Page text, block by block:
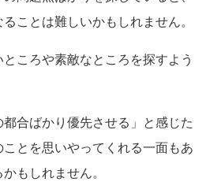
ことは難しいかもしれません。
ころや素敵なところを探すよう
合ばかり優先させる」と感じた
とを思いやってくれる一面もあ
もしれません。